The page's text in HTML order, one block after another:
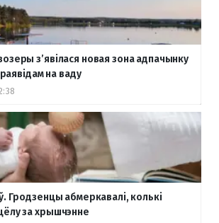
з’явілася новая зона адпачынку
на ваду
Гродзенцы абмеркавалі, колькі
за хрышчэнне